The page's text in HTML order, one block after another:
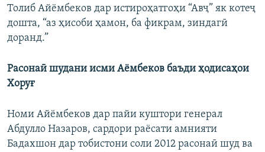
Толиб Айёмбеков дар истироҳатгоҳи “Авҷ” як котеҷ
дошта, “аз ҳисоби ҳамон, ба фикрам, зиндагӣ
доранд.”
Расонаӣ шудани исми Аёмбеков баъди ҳодисаҳои
Хоруғ
Номи Айёмбеков дар пайи куштори генерал
Абдулло Назаров, сардори раёсати амнияти
Бадахшон дар тобистони соли 2012 расонаӣ шуд ва